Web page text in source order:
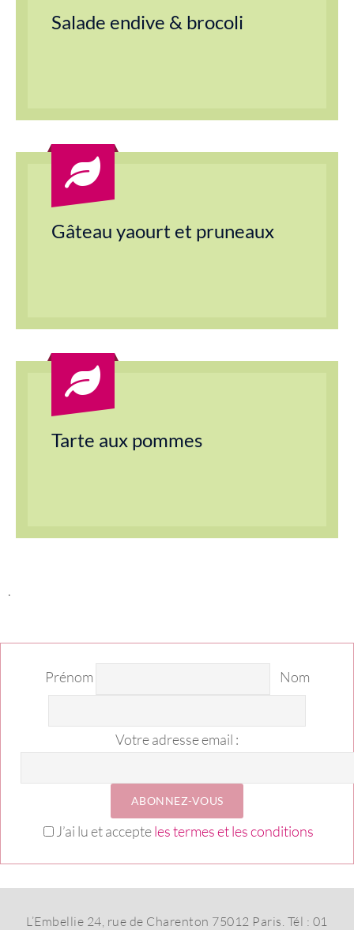
Salade endive & brocoli
Gâteau yaourt et pruneaux
Tarte aux pommes
.
Prénom Nom
Votre adresse email :
J’ai lu et accepteles termes et les conditions
L’Embellie 24, rue de Charenton 75012 Paris. Tél : 01